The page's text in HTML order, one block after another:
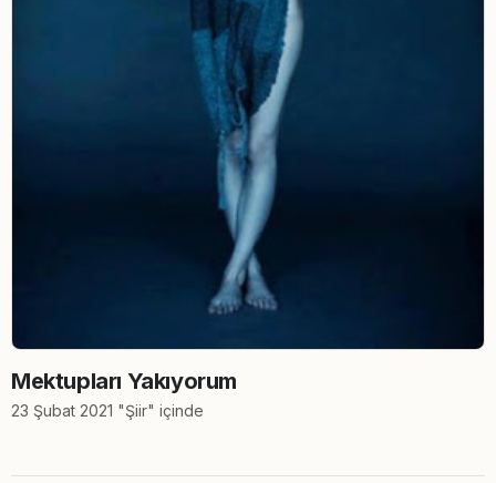
Mektupları Yakıyorum
23 Şubat 2021 "Şiir" içinde